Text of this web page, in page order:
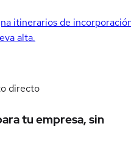
itinerarios de
alta.
directo
tu empresa, sin